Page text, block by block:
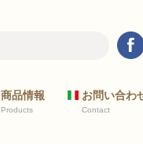
2017/10/24
商品情報
Products
お問い合わ
Contact